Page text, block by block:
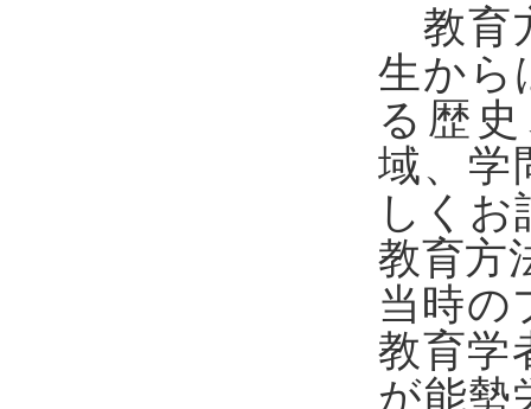
教育
生から
る歴
域、学
しく
教育方
当時の
教育学
が能勢